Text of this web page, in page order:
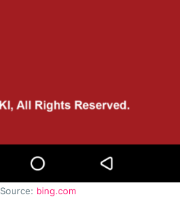
Source: bing.com